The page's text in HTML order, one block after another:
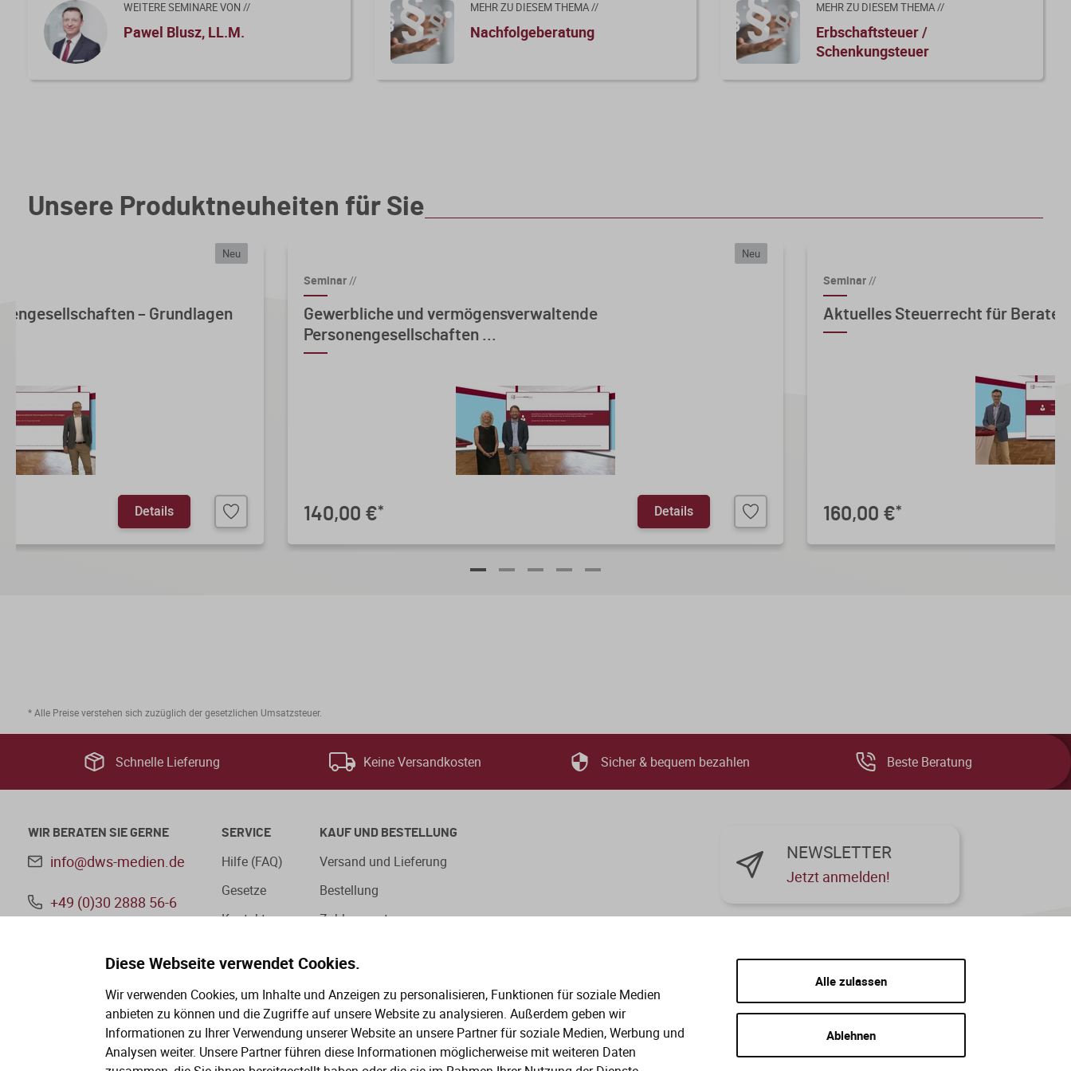
Diese Webseite verwendet Cookies.
Wir verwenden Cookies, um Inhalte und Anzeigen zu personalisieren, Funktionen für soziale Medien
anbieten zu können und die Zugriffe auf unsere Website zu analysieren. Außerdem geben wir
Informationen zu Ihrer Verwendung unserer Website an unsere Partner für soziale Medien, Werbung und
Analysen weiter. Unsere Partner führen diese Informationen möglicherweise mit weiteren Daten
Alle zulassen
Ablehnen
WEITERE SEMINARE VON //
Pawel Blusz, LL.M.
MEHR ZU DIESEM THEMA //
Nachfolgeberatung
MEHR ZU DIESEM THEMA //
Erbschaftsteuer /
Schenkungsteuer
Unsere Produktneuheiten für Sie
Neu
– Grundlagen
Details
Neu
Seminar //
Gewerbliche und vermögensverwaltende
Personengesellschaften ...
140,00 €* Details
Seminar //
Aktuelles Steuerrecht für Berater
160,00 €*
* Alle Preise verstehen sich zuzüglich der gesetzlichen Umsatzsteuer.
Schnelle Lieferung Keine Versandkosten Sicher & bequem bezahlen Beste Beratung
WIR BERATEN SIE GERNE
info@dws-medien.de
+49 (0)30 2888 56-6
SERVICE
Hilfe (FAQ)
Gesetze
Kontakt
KAUF UND BESTELLUNG
Versand und Lieferung
Bestellung
Zahlungsarten
NEWSLETTER
Jetzt anmelden!
Aus Gründen der besseren Lesbarkeit wird auf die gleichzeitige Verwendung der Sprachformen männlich, weiblich und
divers (m/w/d) verzichtet. Sämtliche Personenbezeichnungen gelten gleichermaßen für alle Geschlechter.